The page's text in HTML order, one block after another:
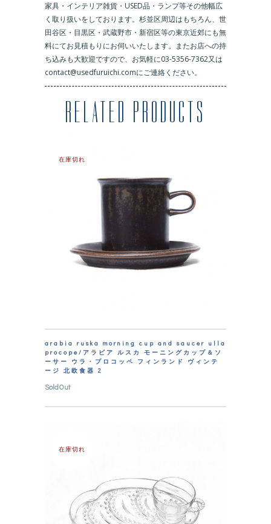
家具・インテリア雑貨・USED品・ランプ等その他幅広
く取り扱いをしております。杉並区周辺はもちろん、世
田谷区・目黒区・武蔵野市・新宿区等の東京近郊にも無
料にてお見積もりにお伺いいたします。またお店への持
ち込みも大歓迎ですので、お気軽に03-5356-7362又は
contact@usedfuruichi.comにご連絡ください。
RELATED PRODUCTS
在庫切れ
arabia ruska morning cup and saucer ulla
procope/アラビア ルスカ モーニングカップ＆ソ
ーサー ウラ・プロコッペ フィンランド ヴィンテ
ージ 北欧食器 2
SoldOut
在庫切れ